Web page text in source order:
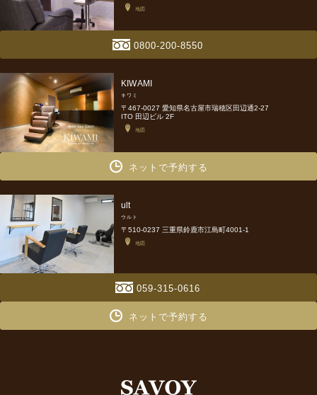
地図
0800-200-8550
KIWAMI
キワミ
〒467-0027 愛知県名古屋市瑞穂区田辺通2-27
ITO 田辺ビル 2F
地図
ネットで予約する
ult
ウルト
〒510-0237 三重県鈴鹿市江島町4001-1
地図
059-315-0616
ネットで予約する